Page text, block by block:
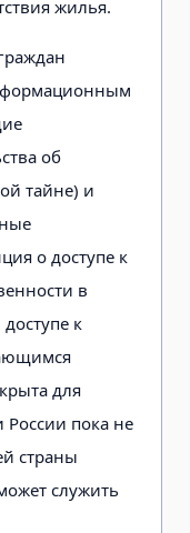
жилья.
об
тайне) и
о доступе к
в
к
для
России пока не
страны
служить